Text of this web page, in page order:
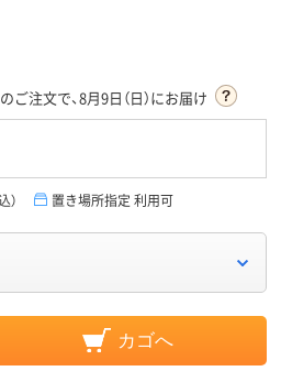
ご注文で、8月9日（日）にお届け
） 置き場所指定 利用可
カゴへ